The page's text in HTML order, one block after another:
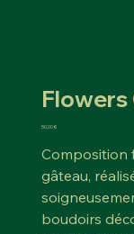
Flowers
Prix
50,00 €
Composition
gâteau,
boudoirs